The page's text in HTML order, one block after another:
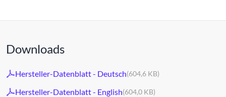
Downloads
Hersteller-Datenblatt - Deutsch(604,6 KB)
Hersteller-Datenblatt - English(604,0 KB)